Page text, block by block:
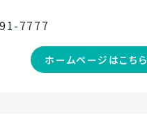
7777
ホームページはこちら